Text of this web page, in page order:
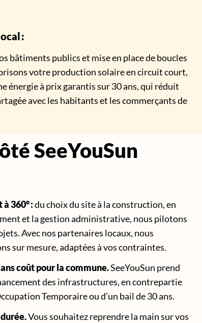
:
bâtiments publics et mise en place de boucles
votre production solaire en circuit court,
énergie à prix garantis sur 30 ans, qui réduit
avec les habitants et les commerçants de
SeeYouSun
360° :du choix du site à la construction, en
et la gestion administrative, nous pilotons
Avec nos partenaires locaux, nous
sur mesure, adaptées à vos contraintes.
coût pour la commune.SeeYouSun prend
des infrastructures, en contrepartie
Temporaire ou d’un bail de 30 ans.
Vous souhaitez reprendre la main sur vos